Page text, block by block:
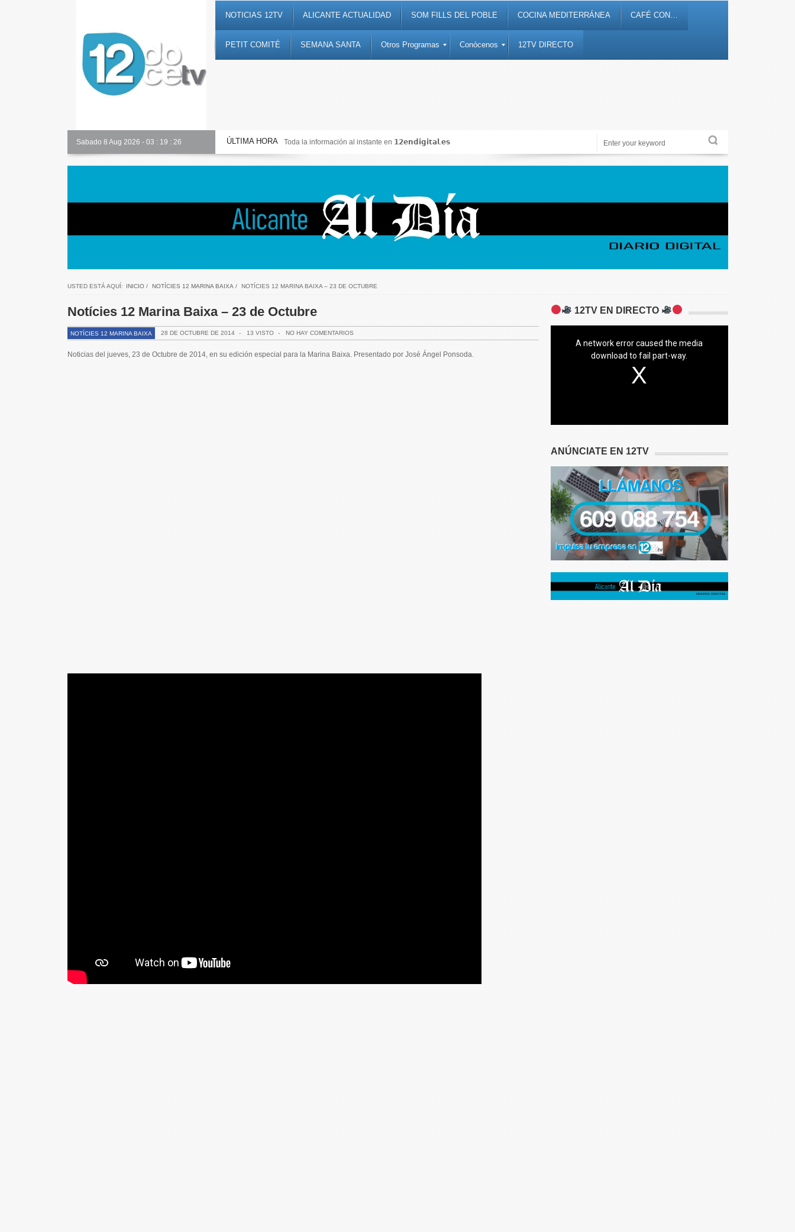
NOTICIAS 12TV ALICANTE ACTUALIDAD SOM FILLS DEL POBLE COCINA MEDITERRÁNEA CAFÉ CON…
PETIT COMITÉ SEMANA SANTA Otros Programas Conócenos 12TV DIRECTO
Sabado 8 Aug 2026 - 03 : 19 : 27 ÚLTIMA HORA
Toda la información al instante en 𝟭𝟮𝗲𝗻𝗱𝗶𝗴𝗶𝘁𝗮𝗹.𝗲𝘀 Noticias, debates, fiestas, cultura, ocio y entretenimiento Periodismo de proximidad en 12tv.es
USTED ESTÁ AQUÍ: INICIO/ NOTÍCIES 12 MARINA BAIXA / NOTÍCIES 12 MARINA BAIXA – 23 DE OCTUBRE
Notícies 12 Marina Baixa – 23 de Octubre
NOTÍCIES 12 MARINA BAIXA 28 DE OCTUBRE DE 2014 - 13 VISTO - NO HAY COMENTARIOS
Noticias del jueves, 23 de Octubre de 2014, en su edición especial para la Marina Baixa. Presentado por José Ángel Ponsoda.
12TV EN DIRECTO
A network error caused the media
download to fail part-way.
ANÚNCIATE EN 12TV